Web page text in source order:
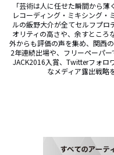
「芸術は人に任せた瞬間から
レコーディング・ミキシング
ルの飯野大介が全てセルフプロ
オリティの高さや、余すところ
外からも評価の声を集め、関西
2年連続出場や、フリーペーパ
JACK2016入賞、Twitterフォロ
なメディア露出戦略